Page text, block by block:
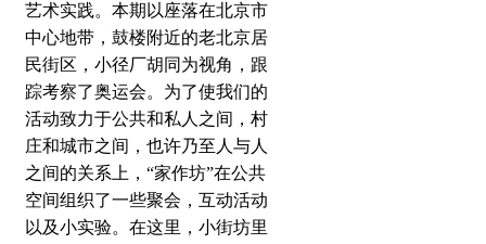
艺术实践。本期以座落在北京市
中心地带，鼓楼附近的老北京居
民街区，小径厂胡同为视角，跟
踪考察了奥运会。为了使我们的
活动致力于公共和私人之间，村
庄和城市之间，也许乃至人与人
之间的关系上，“家作坊”在公共
空间组织了一些聚会，互动活动
以及小实验。在这里，小街坊里